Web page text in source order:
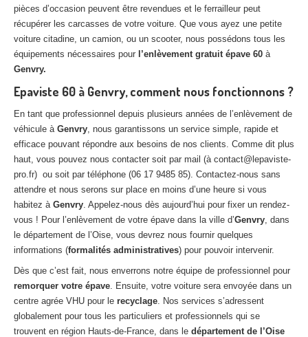
pièces d’occasion peuvent être revendues et le ferrailleur peut
récupérer les carcasses de votre voiture. Que vous ayez une petite
voiture citadine, un camion, ou un scooter, nous possédons tous les
équipements nécessaires pour l’enlèvement gratuit épave 60 à
Genvry.
Epaviste 60 à Genvry, comment nous fonctionnons ?
En tant que professionnel depuis plusieurs années de l’enlèvement de
véhicule à Genvry, nous garantissons un service simple, rapide et
efficace pouvant répondre aux besoins de nos clients. Comme dit plus
haut, vous pouvez nous contacter soit par mail (à contact@lepaviste-
pro.fr) ou soit par téléphone (06 17 9485 85). Contactez-nous sans
attendre et nous serons sur place en moins d’une heure si vous
habitez à Genvry. Appelez-nous dès aujourd’hui pour fixer un rendez-
vous ! Pour l’enlèvement de votre épave dans la ville d’Genvry, dans
le département de l’Oise, vous devrez nous fournir quelques
informations (formalités administratives) pour pouvoir intervenir.
Dès que c’est fait, nous enverrons notre équipe de professionnel pour
remorquer votre épave. Ensuite, votre voiture sera envoyée dans un
centre agrée VHU pour le recyclage. Nos services s’adressent
globalement pour tous les particuliers et professionnels qui se
trouvent en région Hauts-de-France, dans le département de l’Oise